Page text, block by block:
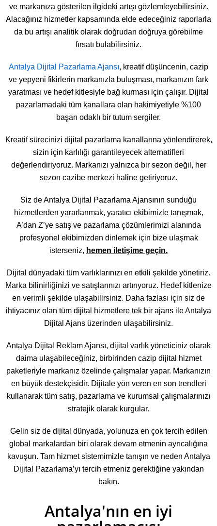
ve markanıza gösterilen ilgideki artışı gözlemleyebilirsiniz.
Alacağınız hizmetler kapsamında elde edeceğiniz raporlarla
da bu artışı analitik olarak doğrudan doğruya görebilme
fırsatı bulabilirsiniz.
Antalya Dijital Pazarlama Ajansı, kreatif düşüncenin, cazip
ve yepyeni fikirlerin markanızla buluşması, markanızın fark
yaratması ve hedef kitlesiyle bağ kurması için çalışır. Dijital
pazarlamadaki tüm kanallara olan hakimiyetiyle %100
başarı odaklı bir tutum sergiler.
Kreatif sürecinizi dijital pazarlama kanallarına yönlendirerek,
sizin için karlılığı garantileyecek alternatifleri
değerlendiriyoruz. Markanızı yalnızca bir sezon değil, her
sezon cazibe merkezi haline getiriyoruz.
Siz de Antalya Dijital Pazarlama Ajansının sunduğu
hizmetlerden yararlanmak, yaratıcı ekibimizle tanışmak,
A’dan Z’ye satış ve pazarlama çözümlerimizi alanında
profesyonel ekibimizden dinlemek için bize ulaşmak
isterseniz, hemen iletişime geçin.
Dijital dünyadaki tüm varlıklarınızı en etkili şekilde yönetiriz.
Marka bilinirliğinizi ve satışlarınızı artırıyoruz. Hedef kitlenize
en verimli şekilde ulaşabilirsiniz. Daha fazlası için siz de
ihtiyacınız olan tüm dijital hizmetlere tek bir ajans ile Antalya
Dijital Ajans üzerinden ulaşabilirsiniz.
Antalya Dijital Reklam Ajansı, dijital varlık yöneticiniz olarak
daima ulaşabileceğiniz, birbirinden cazip dijital hizmet
paketleriyle markanız özelinde çalışmalar yapar. Markanızın
en büyük destekçisidir. Dijitale yön veren en son trendleri
kullanarak tüm satış, pazarlama ve kurumsal çalışmalarınızı
stratejik olarak kurgular.
Gelin siz de dijital dünyada, yolunuza en çok tercih edilen
global markalardan biri olarak devam etmenin ayrıcalığına
kavuşun. Tam hizmet sistemimizle tanışın ve neden Antalya
Dijital Pazarlama’yı tercih etmeniz gerektiğine yakından
bakın.
Antalya'nın en iyi